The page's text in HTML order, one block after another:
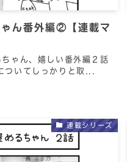
ゃん番外編②【連載マ
ゃん、嬉しい番外編２話
ついてしっかりと取...
連載シリーズ